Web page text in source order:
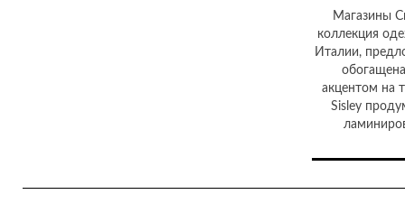
Магазины
коллекция
Италии,
акцентом на
Sisley